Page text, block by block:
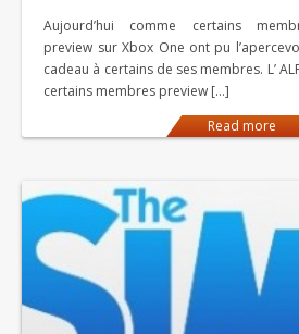
Aujourd’hui comme certains
preview sur Xbox One ont pu
cadeau à certains de ses membres. L’
certains membres preview […]
Read more